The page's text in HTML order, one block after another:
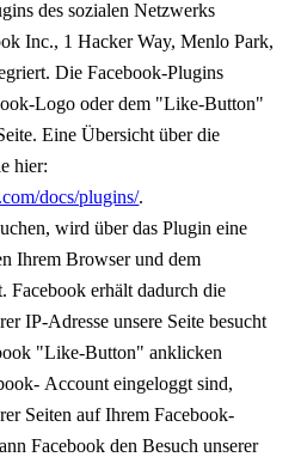
des sozialen Netzwerks
Inc., 1 Hacker Way, Menlo Park,
Die Facebook-Plugins
Logo oder dem "Like-Button"
Eine Übersicht über die
hier:
docs/plugins/.
wird über das Plugin eine
Ihrem Browser und dem
Facebook erhält dadurch die
IP-Adresse unsere Seite besucht
"Like-Button" anklicken
Account eingeloggt sind,
Seiten auf Ihrem Facebook-
Facebook den Besuch unserer